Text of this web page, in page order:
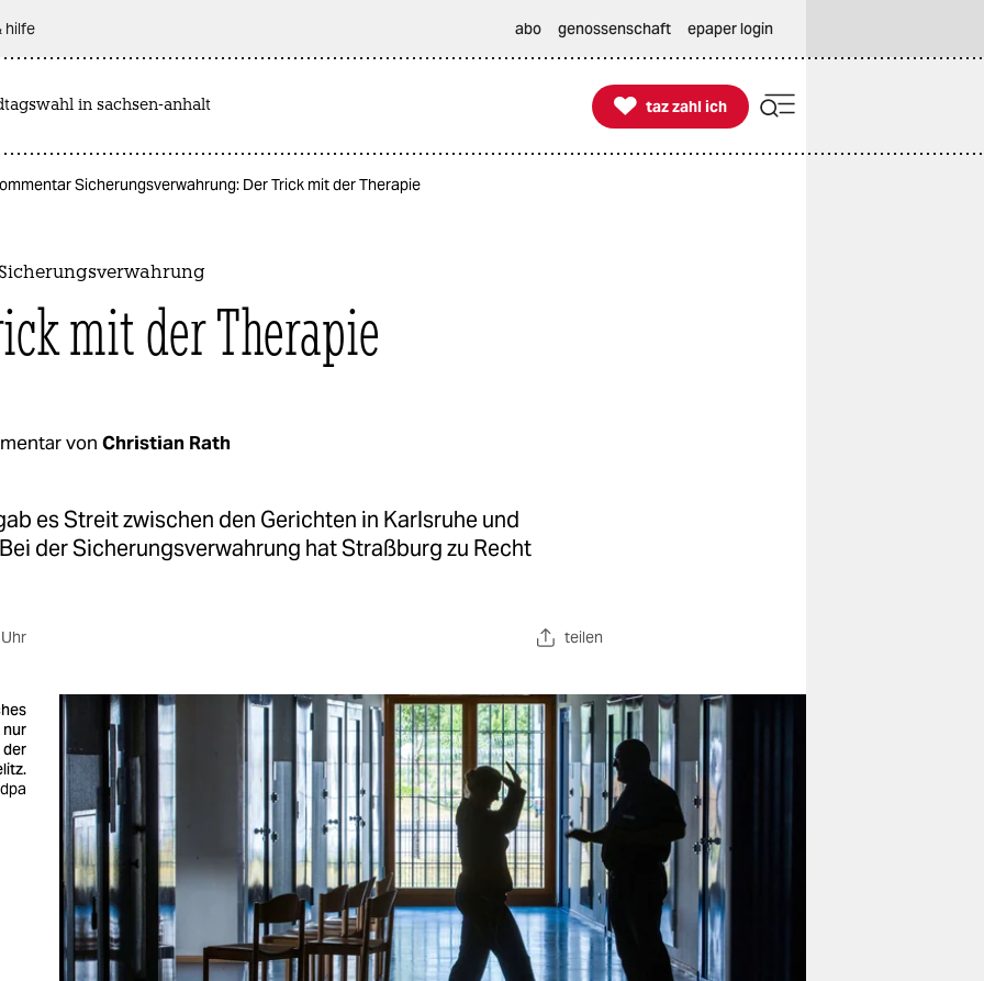
hilfe abo genossenschaft epaper login
in sachsen-anhalt 
taz zahl ich
taz zahl ich
Sicherungsverwahrung: Der Trick mit der Therapie
mit der Therapie
von Christian Rath
es Streit zwischen den Gerichten in Karlsruhe und
der Sicherungsverwahrung hat Straßburg zu Recht
teilen
nur
der